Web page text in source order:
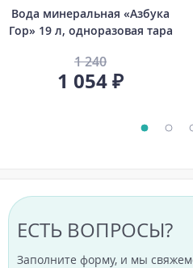
Вода минеральная «Азбука
Гор» 19 л, одноразовая тара
1 240
1 054 ₽
ЕСТЬ ВОПРОСЫ?
Заполните форму, и мы